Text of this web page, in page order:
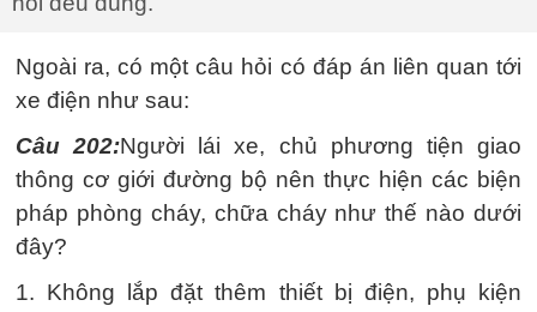
Ngoài ra, có một câu hỏi có đáp án liên quan tới
xe điện như sau:
Câu 202:Người lái xe, chủ phương tiện giao
thông cơ giới đường bộ nên thực hiện các biện
pháp phòng cháy, chữa cháy như thế nào dưới
đây?
1. Không lắp đặt thêm thiết bị điện, phụ kiện